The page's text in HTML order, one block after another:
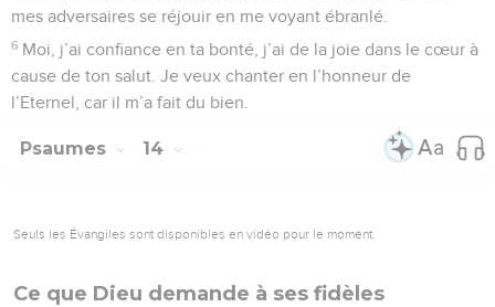
mes adversaires se réjouir en me voyant ébranlé.
6 Moi, j’ai confiance en ta bonté, j’ai de la joie dans le cœur à
cause de ton salut. Je veux chanter en l’honneur de
l’Eternel, car il m’a fait du bien.
Psaumes 14
Seuls les Évangiles sont disponibles en vidéo pour le moment.
Ce que Dieu demande à ses fidèles